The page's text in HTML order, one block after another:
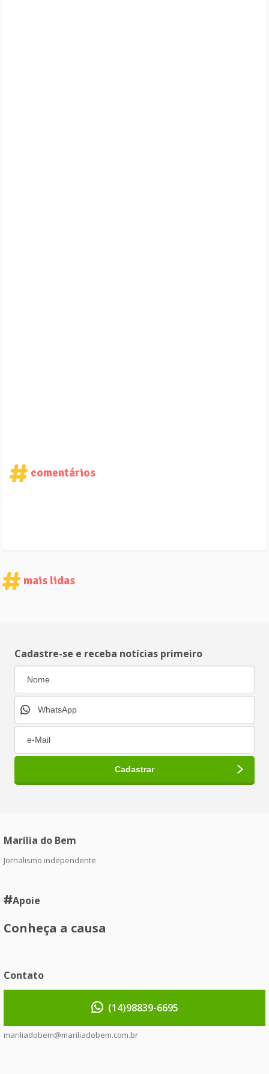
comentários
mais lidas
Cadastre-se e receba notícias primeiro
Marília do Bem
Jornalismo independente
Apoie
Conheça a causa
Contato
(14)98839-6695
mariliadobem@mariliadobem.com.br